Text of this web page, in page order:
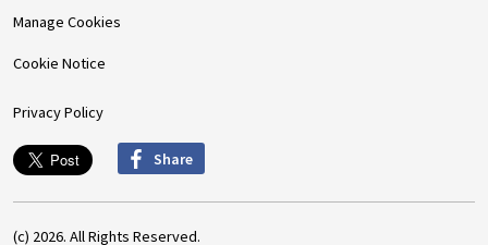
Manage Cookies
Cookie Notice
Privacy Policy
Share
(c) 2026. All Rights Reserved.